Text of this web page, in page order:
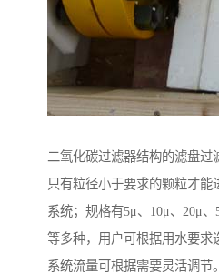
二氧化碳过滤器结构的滤盘过
只有粒径小于要求的颗粒才能
系统；规格有5μ、10μ、20μ、
等多种，用户可根据用水要求
系统流量可根据需要灵活调节。